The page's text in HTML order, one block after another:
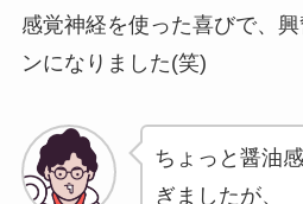
感覚神経を使った喜びで、
ンになりました(笑)
ちょっと醤油
ぎましたが、